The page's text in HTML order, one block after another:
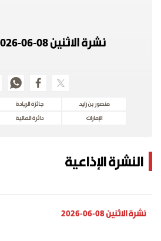
عدد اليوم
نشرة الاثنين 08-06-2026
منصور بن زايد جائزة الريادة
الإمارات
دائرة المالية
النشرة الإذاعية
نشرة الاثنين 08-06-2026